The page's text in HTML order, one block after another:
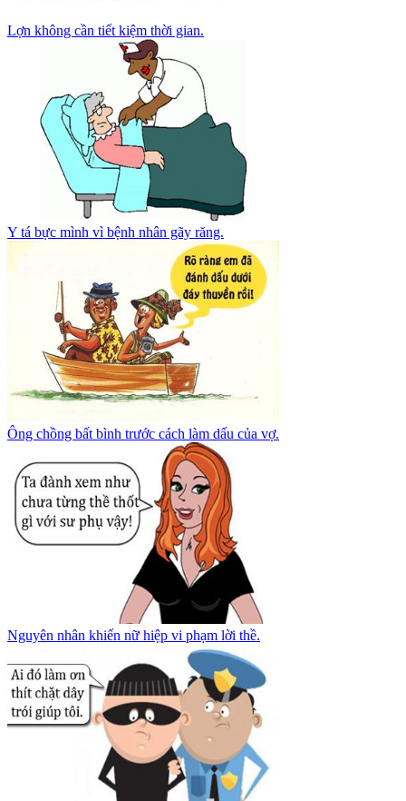
Lợn không cần tiết kiệm thời gian.
Y tá bực mình vì bệnh nhân gãy răng.
Ông chồng bất bình trước cách làm dấu của vợ.
Nguyên nhân khiến nữ hiệp vi phạm lời thề.